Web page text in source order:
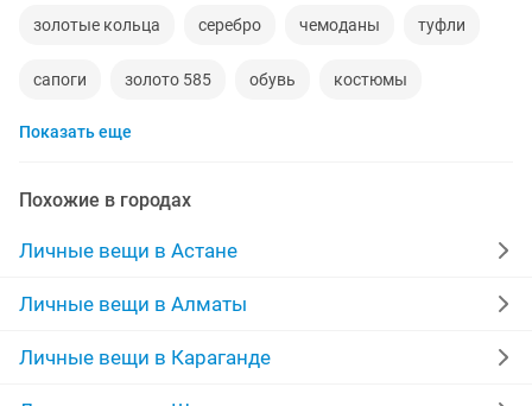
золотые кольца серебро чемоданы туфли
сапоги золото 585 обувь костюмы
кольца норковые шубы новые
инвалидные коляски
кожаные куртки спецодежда
мужские зимние куртки свадебное платье на прокат
Показать еще
Похожие в городах
Личные вещи в Астане
Личные вещи в Алматы
Личные вещи в Караганде